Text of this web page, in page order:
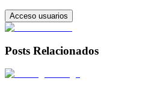
Acceso usuarios
Posts Relacionados